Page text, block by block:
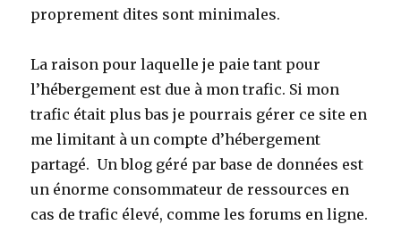
proprement dites sont minimales.
La raison pour laquelle je paie tant pour
l’hébergement est due à mon trafic. Si mon
trafic était plus bas je pourrais gérer ce site en
me limitant à un compte d’hébergement
partagé. Un blog géré par base de données est
un énorme consommateur de ressources en
cas de trafic élevé, comme les forums en ligne.